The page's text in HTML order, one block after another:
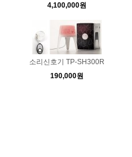
4,100,000원
소리신호기 TP-SH300R
190,000원